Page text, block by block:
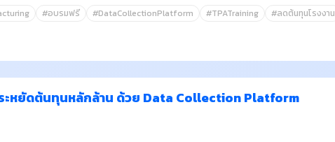
#อบรมฟรี #DataCollectionPlatform #TPATraining #ลดต้นทุนโรงงาน
ะหยัดต้นทุนหลักล้าน ด้วย Data Collection Platform